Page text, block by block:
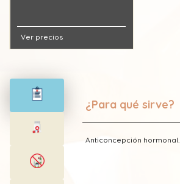
Ver precios
¿Para qué sirve?
Anticoncepción hormonal.